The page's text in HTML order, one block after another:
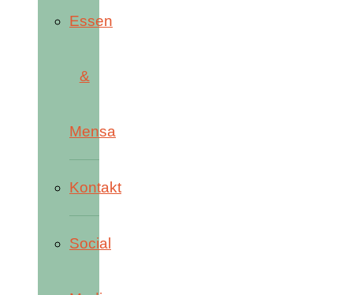
Essen
&
Mensa
Kontakt
Social